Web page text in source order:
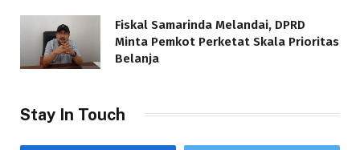
Fiskal Samarinda Melandai, DPRD
Minta Pemkot Perketat Skala Prioritas
Belanja
Stay In Touch